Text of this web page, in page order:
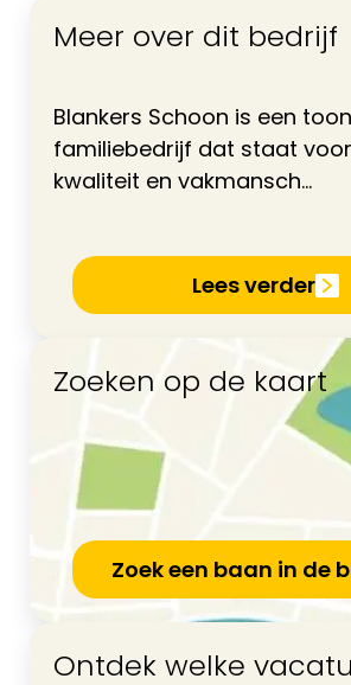
Meer over dit bedrijf
Blankers Schoon is een
familiebedrijf dat staat
kwaliteit en vakmansch...
Lees verder
Zoeken op de kaart
Zoek een baan in de
Ontdek welke